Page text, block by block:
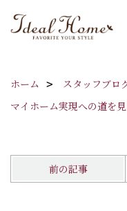
ホーム
スタッフブロ
マイホーム実現への道を
前の記事